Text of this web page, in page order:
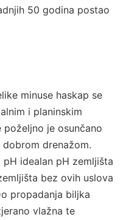
50 godina postao
minuse haskap se
i planinskim
je osunčano
drenažom.
idealan pH zemljišta
bez ovih uslova
propadanja biljka
vlažna te